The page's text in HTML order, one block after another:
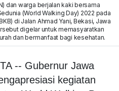
dan warga berjalan kaki bersama
(World Walking Day) 2022 pada
di Jalan Ahmad Yani, Bekasi, Jawa
digelar untuk memasyaratkan
dan bermanfaat bagi kesehatan.
-- Gubernur Jawa
kegiatan